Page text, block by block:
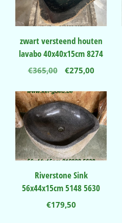
zwart versteend houten
lavabo 40x40x15cm 8274
€365,00
Oorspronkelijke
was:
€365,00.
€275,00Huidige
is:
€275,00.
Riverstone Sink
56x44x15cm 5148 5630
€179,50